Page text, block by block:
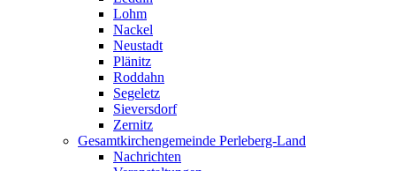
Lohm
Nackel
Neustadt
Plänitz
Roddahn
Segeletz
Sieversdorf
Zernitz
Gesamtkirchengemeinde Perleberg-Land
Nachrichten